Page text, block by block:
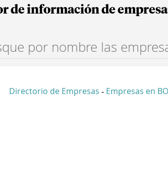
de información de
Directorio de Empresas - Empresas en